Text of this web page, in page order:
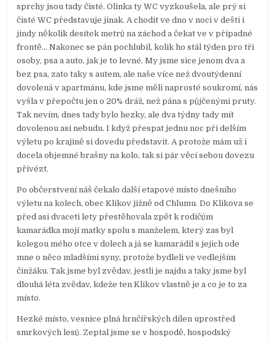
sprchy jsou tady čisté. Olinka ty WC vyzkoušela, ale prý si
čisté WC představuje jinak. A chodit ve dno v noci v dešti i
jindy několik desítek metrů na záchod a čekat ve v případné
frontě… Nakonec se pán pochlubil, kolik ho stál týden pro tři
osoby, psa a auto, jak je to levné. My jsme sice jenom dva a
bez psa, zato taky s autem, ale naše více než dvoutýdenní
dovolená v apartmánu, kde jsme měli naprosté soukromí, nás
vyšla v přepočtu jen o 20% dráž, než pána s půjčenými pruty.
Tak nevím, dnes tady bylo hezky, ale dva týdny tady mít
dovolenou asi nebudu. I když přespat jednu noc při delším
výletu po krajině si dovedu představit. A protože mám už i
docela objemné brašny na kolo, tak si pár věcí sebou dovezu
přivézt.
Po občerstvení náš čekalo další etapové místo dnešního
výletu na kolech, obec Klikov jižně od Chlumu. Do Klikova se
před asi dvaceti lety přestěhovala zpět k rodičům
kamarádka mojí matky spolu s manželem, který zas byl
kolegou mého otce v dolech a já se kamarádil s jejich ode
mne o něco mladšími syny, protože bydleli ve vedlejším
činžáku. Tak jsme byl zvědav, jestli je najdu a taky jsme byl
dlouhá léta zvědav, kdeže ten Klikov vlastně je a co je to za
místo.
Hezké místo, vesnice plná hrnčířských dílen uprostřed
smrkových lesů. Zeptal jsme se v hospodě, hospodský